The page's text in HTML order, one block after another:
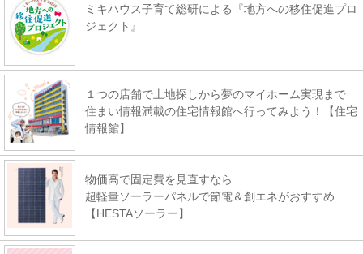
ミキハウス子育て総研による『地方への移住促進プロ
ジェクト』
１つの店舗で土地探しから夢のマイホーム実現まで
住まい情報満載の住宅情報館へ行ってみよう！【住宅
情報館】
物価高で固定費を見直すなら
超軽量ソーラーパネルで節電＆創エネがおすすめ
【HESTAソーラー】